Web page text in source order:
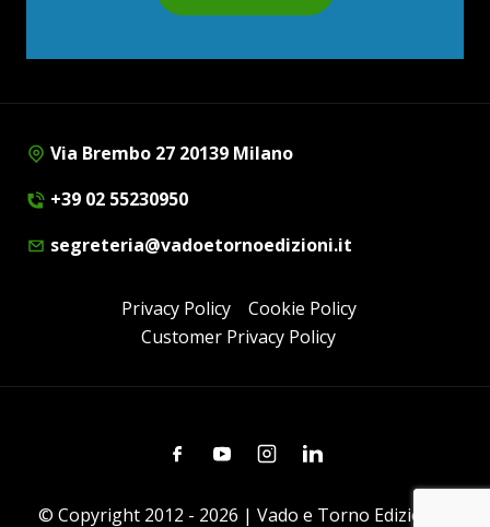
Via Brembo 27 20139 Milano
+39 02 55230950
segreteria@vadoetornoedizioni.it
Privacy Policy
Cookie Policy
Customer Privacy Policy
FacebookYoutubeInstagramLinkedin
© Copyright 2012 - 2026 | Vado e Torno Edizioni |